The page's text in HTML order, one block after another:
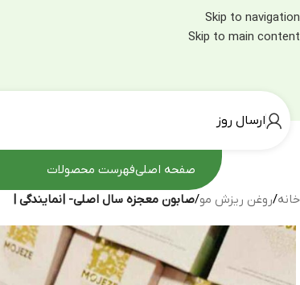
Skip to navigation
Skip to main content
ارسال روز
صفحه اصلیفهرست محصولات
خانه/روغن ریزش مو/صابون معجزه سال اصلی- |نمایندگی |